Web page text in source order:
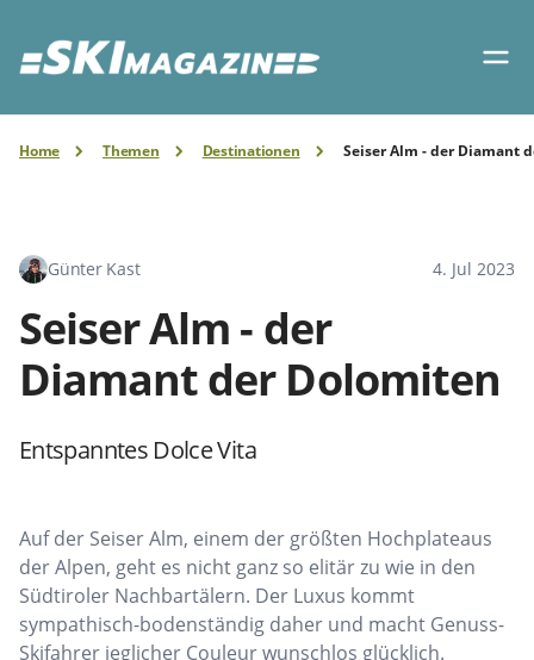
Home Themen Destinationen Seiser Alm - der Diamant
Günter Kast 4. Jul 2023
Seiser Alm - der
Diamant der Dolomiten
Entspanntes Dolce Vita
Auf der Seiser Alm, einem der größten Hochplateaus
der Alpen, geht es nicht ganz so elitär zu wie in den
Südtiroler Nachbartälern. Der Luxus kommt
sympathisch-bodenständig daher und macht Genuss-
Skifahrer jeglicher Couleur wunschlos glücklich.